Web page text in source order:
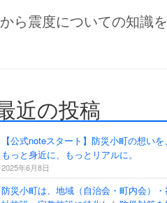
ら震度についての知識
近の投稿
【公式noteスタート】防災小町の想いを、
もっと身近に、もっとリアルに。
2025年6月8日
防災小町は、地域（自治会・町内会）・